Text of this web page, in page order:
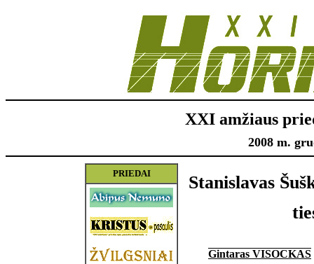
XXI amžiaus
2008 m.
PRIEDAI
Stanislavas
Gintaras VISOCKAS